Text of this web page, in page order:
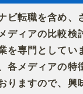
ビ転職を含め、
ディアの比較検
を専門としてい
各メディアの特
りますので、興